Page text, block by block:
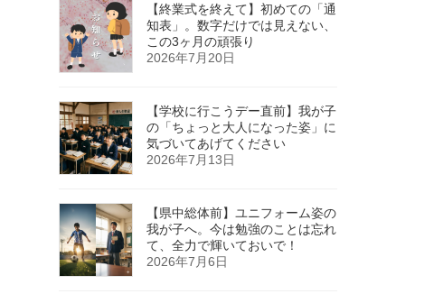
【終業式を終えて】初めての「通
知表」。数字だけでは見えない、
この3ヶ月の頑張り
2026年7月20日
【学校に行こうデー直前】我が子
の「ちょっと大人になった姿」に
気づいてあげてください
2026年7月13日
【県中総体前】ユニフォーム姿の
我が子へ。今は勉強のことは忘れ
て、全力で輝いておいで！
2026年7月6日